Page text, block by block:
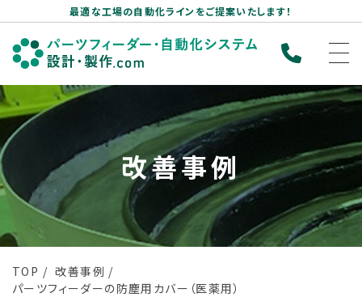
最適な工場の自動化ラインをご提案いたします！
改善事例
TOP
改善事例
パーツフィーダーの防塵用カバー（医薬用）